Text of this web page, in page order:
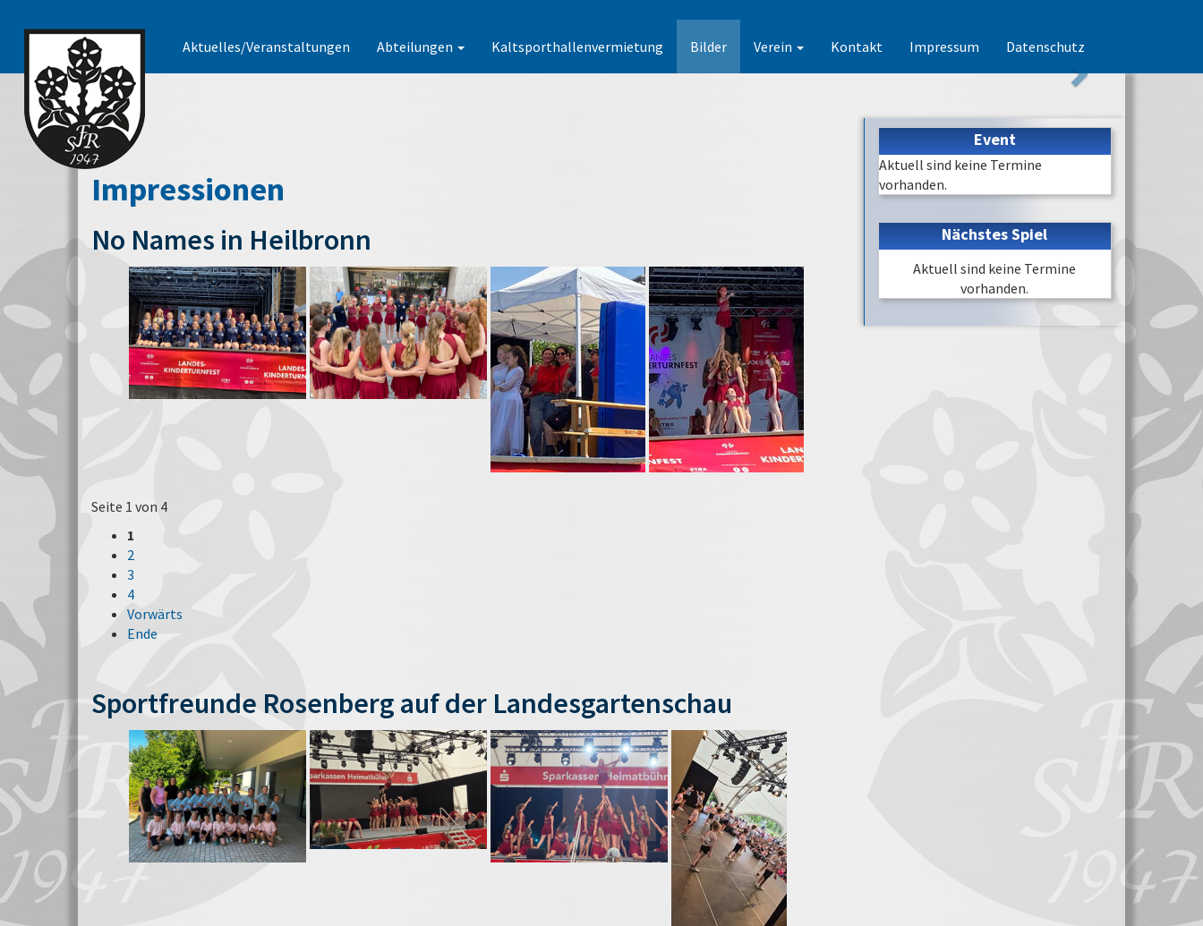
Aktuelles/Veranstaltungen Abteilungen Kaltsporthallenvermietung Bilder Verein Kontakt Impressum Datenschutz
Impressionen
No Names in Heilbronn
Seite 1 von 4
1
2
3
4
Vorwärts
Ende
Sportfreunde Rosenberg auf der Landesgartenschau
Event
Aktuell sind keine Termine
vorhanden.
Nächstes Spiel
Aktuell sind keine Termine
vorhanden.